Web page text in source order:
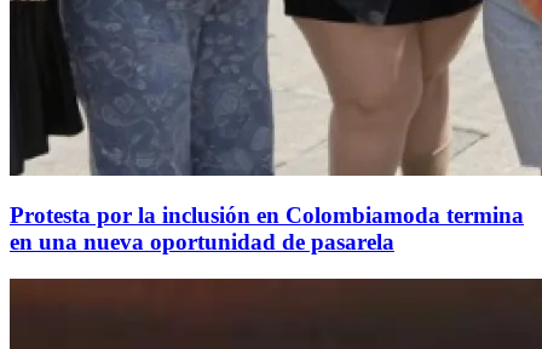
Protesta por la inclusión en Colombiamoda termina
en una nueva oportunidad de pasarela